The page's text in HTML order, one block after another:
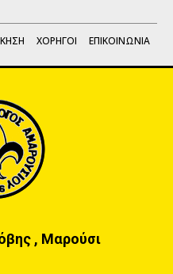
ΧΟΡΗΓΟΙ ΕΠΙΚΟΙΝΩΝΙΑ
, Μαρούσι